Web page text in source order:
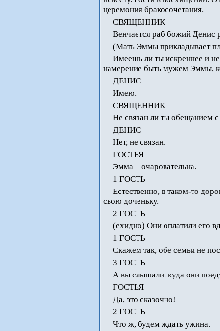
церемония бракосочетания.
СВЯЩЕННИК
Венчается раб божий
(Мать Эммы прикладывает
Имеешь ли ты искреннее и
намерение быть мужем Эммы,
ДЕНИС
Имею.
СВЯЩЕННИК
Не связан ли ты обещанием
ДЕНИС
Нет, не связан.
ГОСТЬЯ
Эмма – очаровательна.
1 ГОСТЬ
Естественно, в таком-то
свою доченьку.
2 ГОСТЬ
(ехидно) Они оплатили его
1 ГОСТЬ
Скажем так, обе семьи не
3 ГОСТЬ
А вы слышали, куда они
ГОСТЬЯ
Да, это сказочно!
2 ГОСТЬ
Что ж, будем ждать ужина.